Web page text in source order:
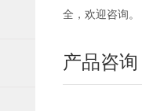
全，欢迎咨询。
产品咨询